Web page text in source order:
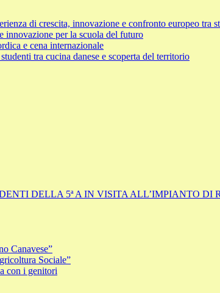
di crescita, innovazione e confronto europeo tra
innovazione per la scuola del futuro
e cena internazionale
tra cucina danese e scoperta del territorio
DELLA 5ª A IN VISITA ALL’IMPIANTO DI
Canavese”
Sociale”
con i genitori